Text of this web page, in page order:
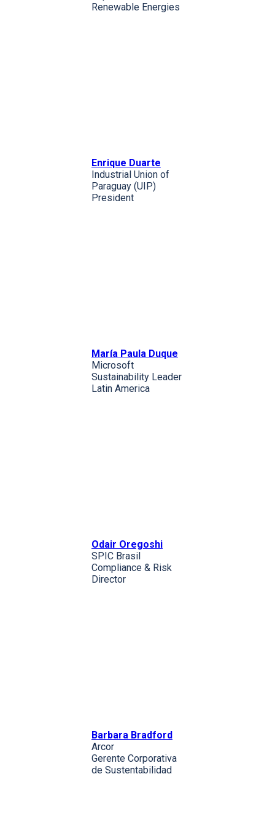
Renewable Energies
Enrique Duarte
Industrial Union of
Paraguay (UIP)
President
María Paula Duque
Microsoft
Sustainability Leader
Latin America
Odair Oregoshi
SPIC Brasil
Compliance & Risk
Director
Barbara Bradford
Arcor
Gerente Corporativa
de Sustentabilidad